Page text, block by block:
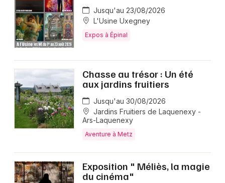
Jusqu'au 23/08/2026
L'Usine Uxegney
Expos à Épinal
Chasse au trésor : Un été
aux jardins fruitiers
Jusqu'au 30/08/2026
Jardins Fruitiers de Laquenexy -
Ars-Laquenexy
Aventure à Metz
Exposition " Méliès, la magie
du cinéma"